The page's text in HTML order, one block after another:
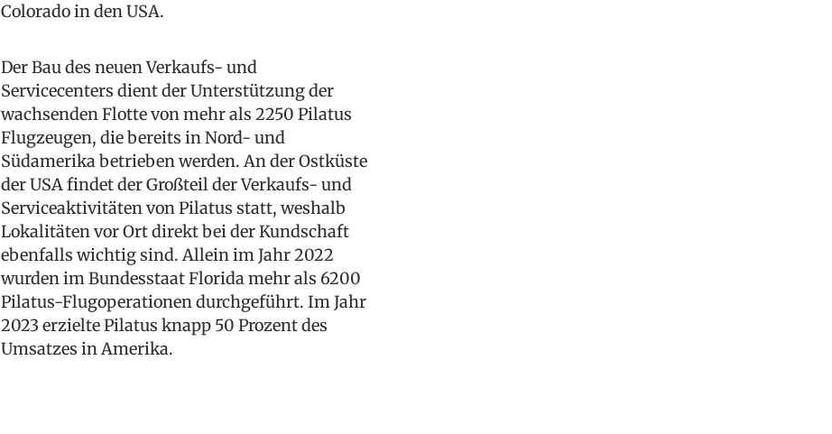
Colorado in den USA.
Der Bau des neuen Verkaufs- und
Servicecenters dient der Unterstützung der
wachsenden Flotte von mehr als 2250 Pilatus
Flugzeugen, die bereits in Nord- und
Südamerika betrieben werden. An der Ostküste
der USA findet der Großteil der Verkaufs- und
Serviceaktivitäten von Pilatus statt, weshalb
Lokalitäten vor Ort direkt bei der Kundschaft
ebenfalls wichtig sind. Allein im Jahr 2022
wurden im Bundesstaat Florida mehr als 6200
Pilatus-Flugoperationen durchgeführt. Im Jahr
2023 erzielte Pilatus knapp 50 Prozent des
Umsatzes in Amerika.